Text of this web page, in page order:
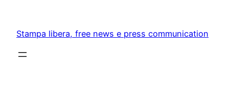
content
Stampa libera, free news e press communication